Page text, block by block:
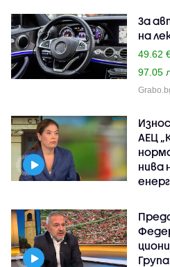
За
на
49.62
97.05
АЕЦ
нива